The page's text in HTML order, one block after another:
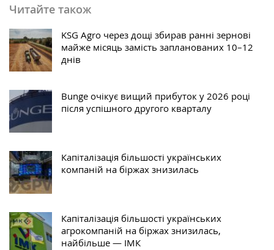
Читайте також
KSG Agro через дощі збирав ранні зернові
майже місяць замість запланованих 10–12
днів
Bunge очікує вищий прибуток у 2026 році
після успішного другого кварталу
Капіталізація більшості українських
компаній на біржах знизилась
Капіталізація більшості українських
агрокомпаній на біржах знизилась,
найбільше — ІМК